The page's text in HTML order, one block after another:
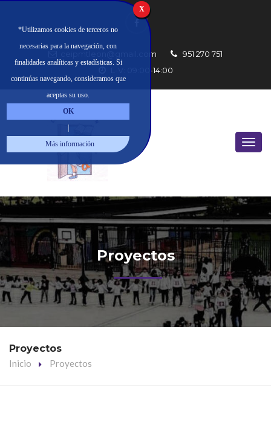
X
*Utilizamos cookies de terceros no
necesarias para la navegación, con
finalidades analíticas y estadísticas. Si
continúas navegando, consideramos que
aceptas su uso.
OK
Más información
ceipmtleon@gmail.com
951 270 751
L-V: 09:00-14:00
Proyectos
Proyectos
Inicio Proyectos